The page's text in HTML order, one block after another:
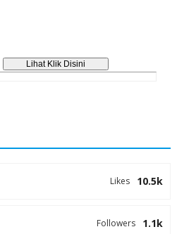
10.5k
Likes
1.1k
Followers